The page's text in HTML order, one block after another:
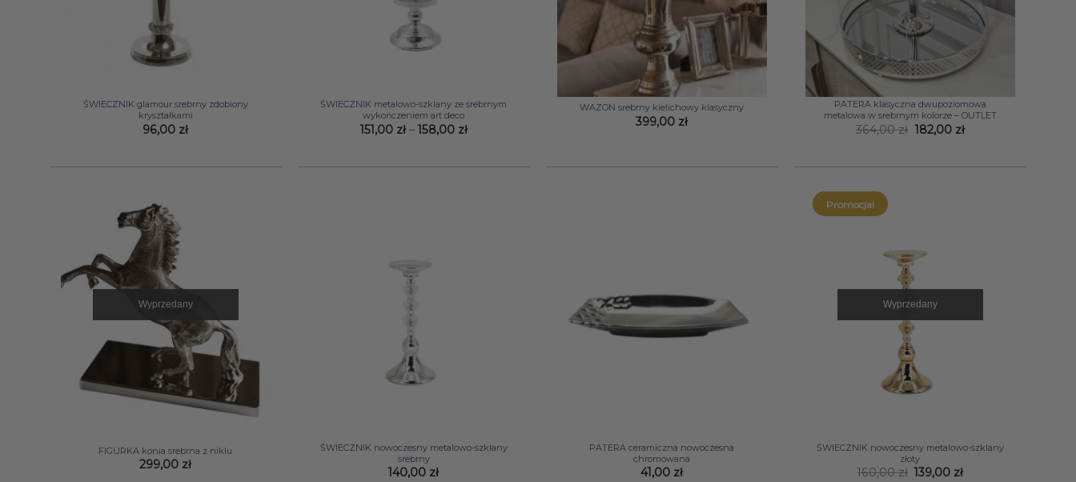
ŚWIECZNIK glamour srebrny zdobiony
kryształkami
96,00 zł
ŚWIECZNIK metalowo-szklany ze srebrnym
wykończeniem art deco
151,00 zł – 158,00 złZakres
do
WAZON srebrny kielichowy klasyczny
399,00 zł
PATERA klasyczna dwupoziomowa
metalowa w srebrnym kolorze – OUTLET
364,00zł Pierwotna
cena
182,00 złAktualna
Wyprzedany
FIGURKA konia srebrna z niklu
299,00 zł
ŚWIECZNIK nowoczesny metalowo-szklany
srebrny
140,00 zł
PATERA ceramiczna nowoczesna
chromowana
41,00 zł
Promocja!
Wyprzedany
ŚWIECZNIK nowoczesny metalowo-szklany
złoty
160,00zł Pierwotna
139,00 złAktualna